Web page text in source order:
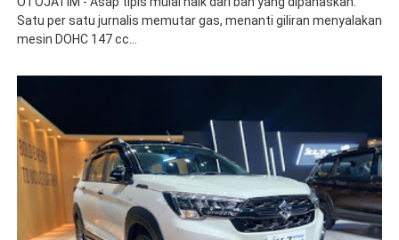
Satu per satu jurnalis memutar gas, menanti giliran menyalakan
mesin DOHC 147 cc...